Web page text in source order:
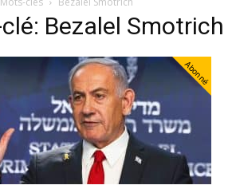
Bezalel Smotrich
Abonné